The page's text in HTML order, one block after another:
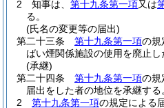
2
知事は、 第十九条第一項又は
る。
(氏名の変更等の届出)
第二十三条
第十九条第一項の規
ばい煙関係施設の使用を廃止
(承継)
第二十四条
第十九条第一項の規
届出をした者の地位を承継する
2
第十九条第一項の規定による